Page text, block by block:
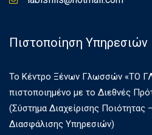
Πιστοποίηση Υπηρεσιών
Το Κέντρο Ξένων Γλωσσών «ΤΟ
πιστοποιημένο με το Διεθνές
(Σύστημα Διαχείρισης
Διασφάλισης Υπηρεσιών)